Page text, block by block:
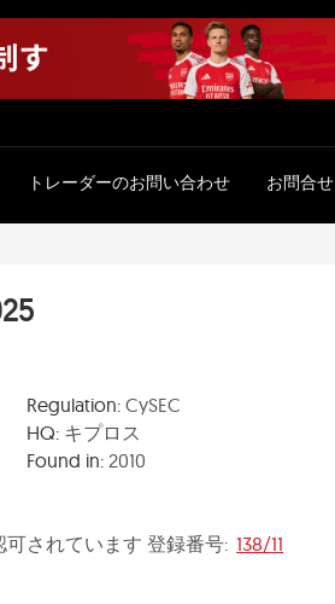
トレーダーのお問い合わせ お問合せ
Regulation: CySEC
HQ: キプロス
Found in: 2010
可されています 登録番号: 138/11